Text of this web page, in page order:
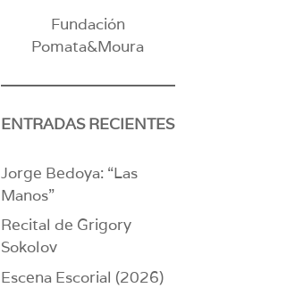
Fundación
Pomata&Moura
ENTRADAS RECIENTES
Jorge Bedoya: “Las
Manos”
Recital de Grigory
Sokolov
Escena Escorial (2026)